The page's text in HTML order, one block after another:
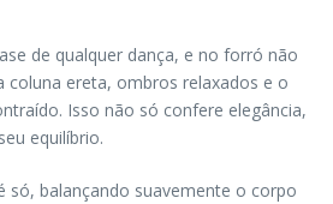
de qualquer dança, e no forró não
coluna ereta, ombros relaxados e o
Isso não só confere elegância,
equilíbrio.
só, balançando suavemente o corpo